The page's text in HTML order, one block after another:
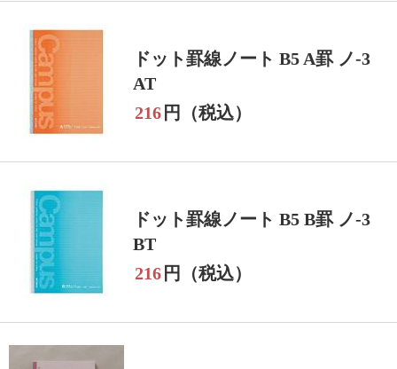
ドット罫線ノート B5 A罫 ノ‐3
AT
216 円（税込）
ドット罫線ノート B5 B罫 ノ‐3
BT
216 円（税込）